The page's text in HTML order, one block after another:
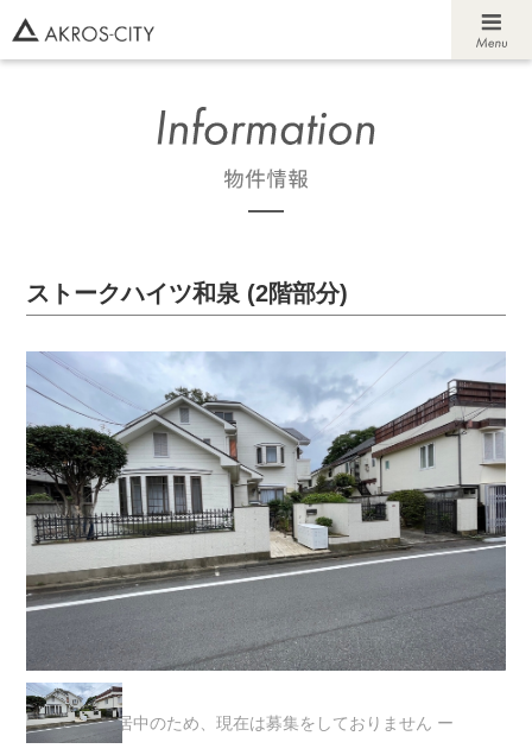
ストークハイツ和泉 (2階部分)
ー 入居中のため、現在は募集をしておりません ー